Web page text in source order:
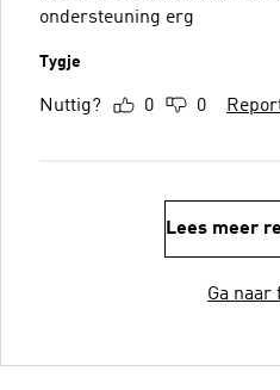
ondersteuning erg
Tygje
Nuttig? 0 0
Lees meer
Ga naar